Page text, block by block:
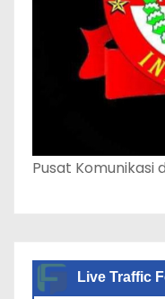
Pusat Komunikasi
Live Traffic